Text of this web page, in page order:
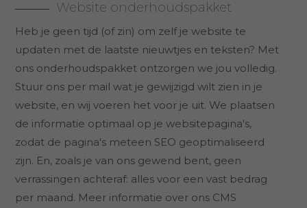
Website onderhoudspakket
Heb je geen tijd (of zin) om zelf je website te
updaten met de laatste nieuwtjes en teksten? Met
ons onderhoudspakket ontzorgen we jou volledig.
Stuur ons per mail wat je gewijzigd wilt zien in je
website, en wij voeren het voor je uit. We plaatsen
de informatie optimaal op je websitepagina's,
zodat de pagina's meteen SEO geoptimaliseerd
zijn. En, zoals je van ons gewend bent, geen
verrassingen achteraf: alles voor een vast bedrag
per maand. Meer informatie over ons CMS